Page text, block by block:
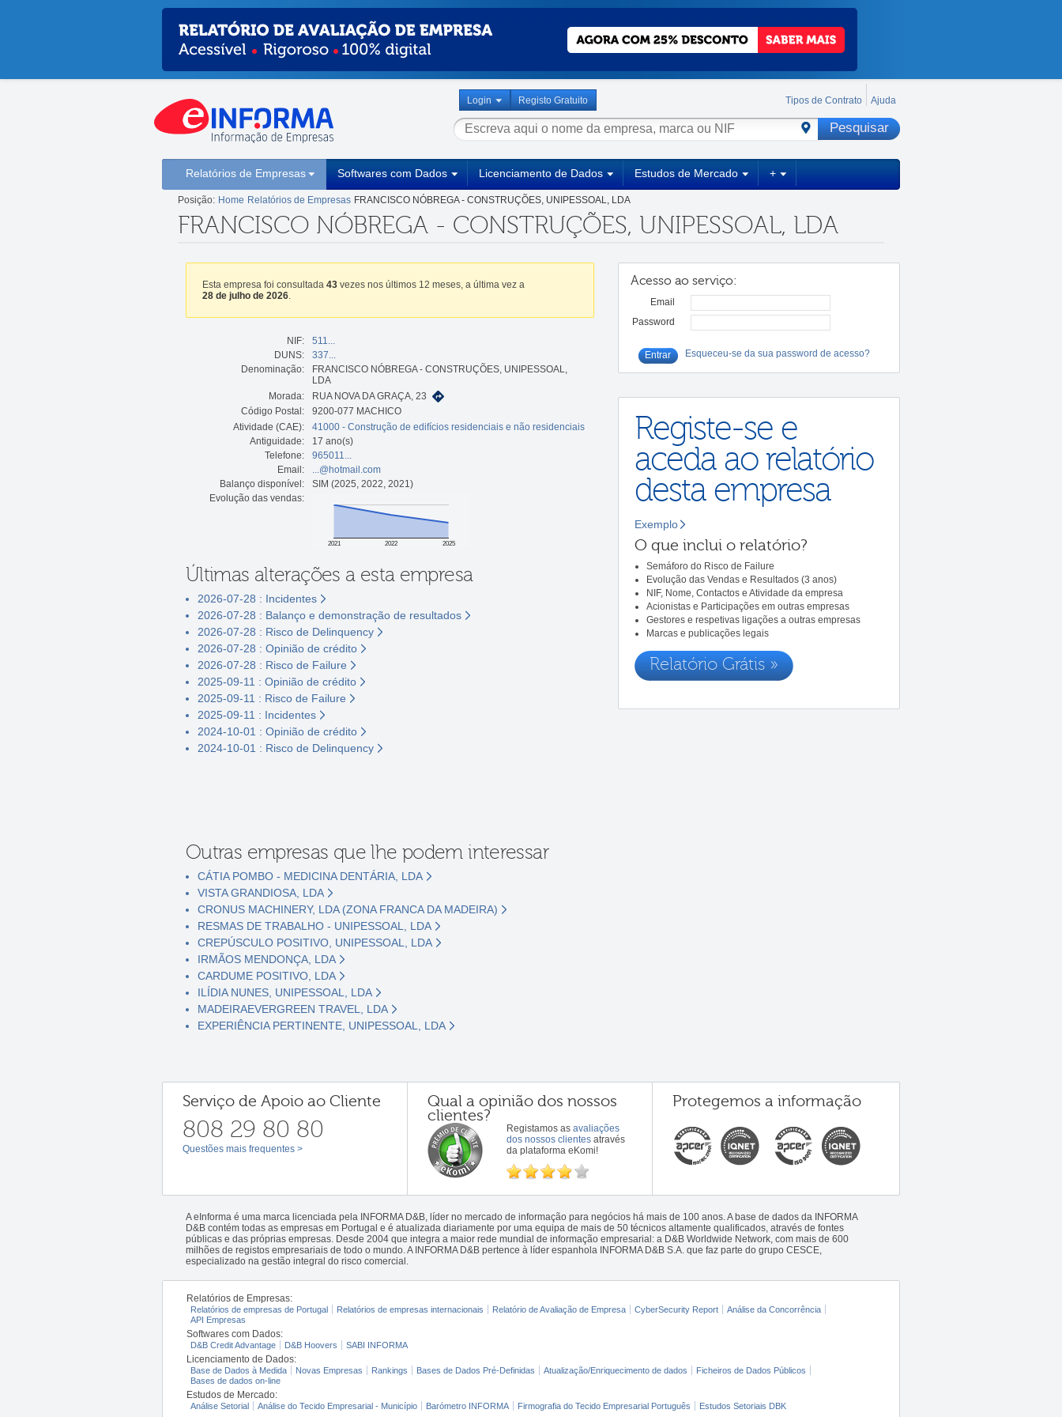
Login Registo Gratuito Tipos de Contrato Ajuda
Relatórios de Empresas Softwares com Dados Licenciamento de Dados Estudos de Mercado +
Posição: Home Relatórios de Empresas FRANCISCO NÓBREGA - CONSTRUÇÕES, UNIPESSOAL, LDA
FRANCISCO NÓBREGA - CONSTRUÇÕES, UNIPESSOAL, LDA
Esta empresa foi consultada 43 vezes nos últimos 12 meses, a última vez a
28 de julho de 2026
NIF:
511...
DUNS:
337...
Denominação:
FRANCISCO NÓBREGA - CONSTRUÇÕES, UNIPESSOAL,
LDA
Morada:
RUA NOVA DA GRAÇA, 23
Código Postal:
9200-077 MACHICO
Atividade (CAE):
41000 - Construção de edifícios residenciais e não residenciais
Antiguidade:
17 ano(s)
Telefone:
965011...
Email:
...@hotmail.com
Balanço disponível:
SIM (2025, 2022, 2021)
Evolução das vendas:
2021 2022 2025
Últimas alterações a esta empresa
2026-07-28 : Incidentes
2026-07-28 : Balanço e demonstração de resultados
2026-07-28 : Risco de Delinquency
2026-07-28 : Opinião de crédito
2026-07-28 : Risco de Failure
2025-09-11 : Opinião de crédito
2025-09-11 : Risco de Failure
2025-09-11 : Incidentes
2024-10-01 : Opinião de crédito
2024-10-01 : Risco de Delinquency
Acesso ao serviço:
Email
Password
Esqueceu-se da sua password de acesso?
Registe-se e
aceda ao relatório
desta empresa
Exemplo
O que inclui o relatório?
Semáforo do Risco de Failure
Evolução das Vendas e Resultados (3 anos)
NIF, Nome, Contactos e Atividade da empresa
Acionistas e Participações em outras empresas
Gestores e respetivas ligações a outras empresas
Marcas e publicações legais
Relatório Grátis »
Outras empresas que lhe podem interessar
CÁTIA POMBO - MEDICINA DENTÁRIA, LDA
VISTA GRANDIOSA, LDA
CRONUS MACHINERY, LDA (ZONA FRANCA DA MADEIRA)
RESMAS DE TRABALHO - UNIPESSOAL, LDA
CREPÚSCULO POSITIVO, UNIPESSOAL, LDA
IRMÃOS MENDONÇA, LDA
CARDUME POSITIVO, LDA
ILÍDIA NUNES, UNIPESSOAL, LDA
MADEIRAEVERGREEN TRAVEL, LDA
EXPERIÊNCIA PERTINENTE, UNIPESSOAL, LDA
Serviço de Apoio ao Cliente
808 29 80 80
Questões mais frequentes >
Qual a opinião dos nossos
clientes?
Registamos as avaliações
dos nossos clientes através
da plataforma eKomi!
Protegemos a informação
A eInforma é uma marca licenciada pela INFORMA D&B, líder no mercado de informação para negócios há mais de 100 anos. A base de dados da INFORMA
D&B contém todas as empresas em Portugal e é atualizada diariamente por uma equipa de mais de 50 técnicos altamente qualificados, através de fontes
públicas e das próprias empresas. Desde 2004 que integra a maior rede mundial de informação empresarial: a D&B Worldwide Network, com mais de 600
milhões de registos empresariais de todo o mundo. A INFORMA D&B pertence à líder espanhola INFORMA D&B S.A. que faz parte do grupo CESCE,
especializado na gestão integral do risco comercial.
Relatórios de Empresas:
Relatórios de empresas de Portugal Relatórios de empresas internacionais Relatório de Avaliação de Empresa CyberSecurity Report
Análise da Concorrência
API Empresas
Softwares com Dados:
D&B Credit Advantage D&B Hoovers SABI INFORMA
Licenciamento de Dados:
Base de Dados à Medida Novas Empresas Rankings Bases de Dados Pré-Definidas Atualização/Enriquecimento de dados
Ficheiros de Dados Públicos
Bases de dados on-line
Estudos de Mercado:
Análise Setorial Análise do Tecido Empresarial - Município Barómetro INFORMA Firmografia do Tecido Empresarial Português Estudos Setoriais DBK